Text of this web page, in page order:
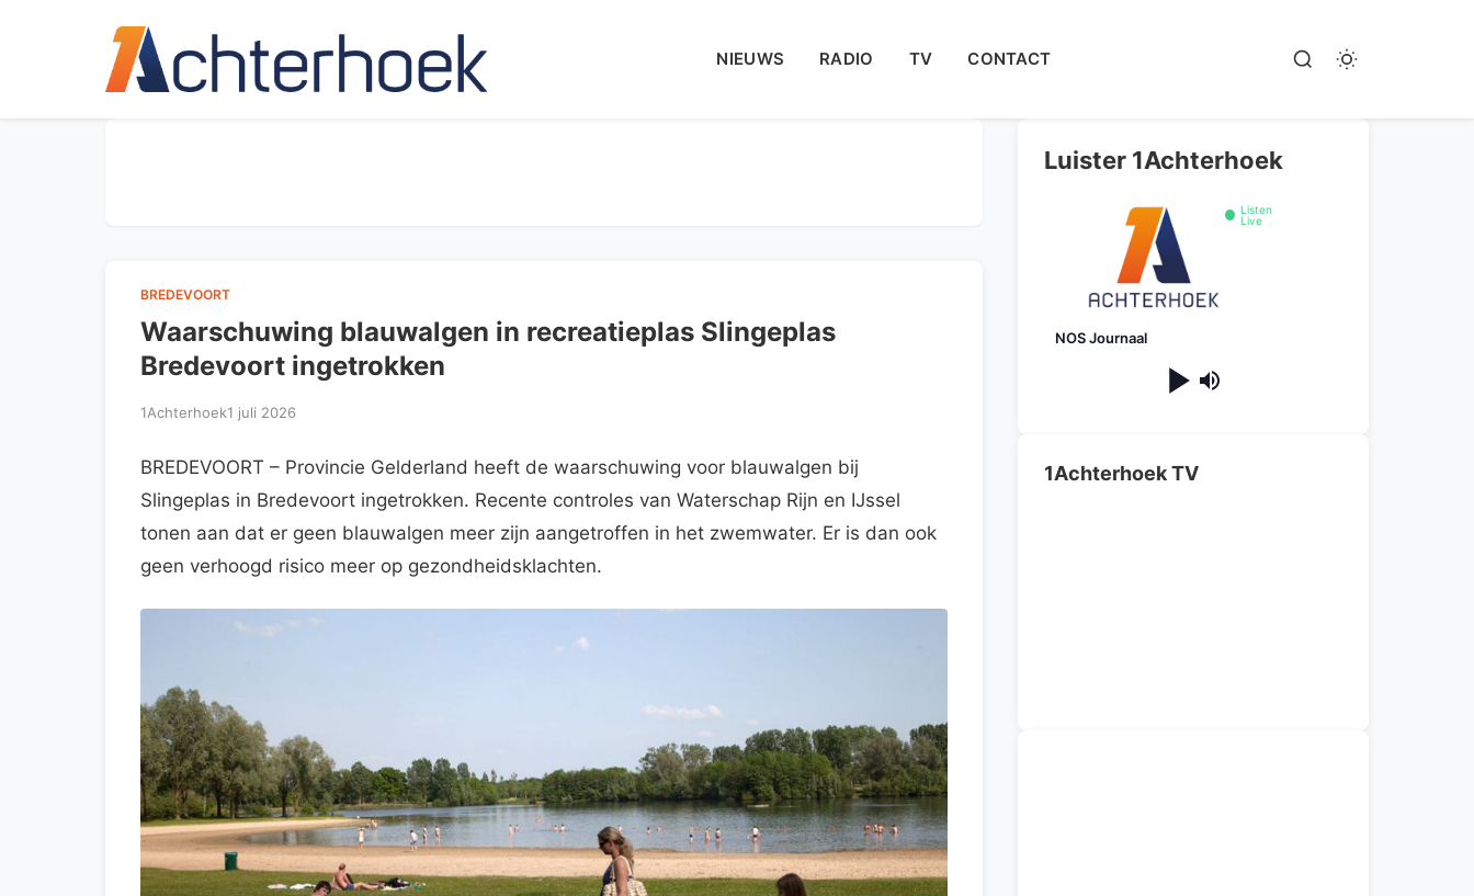
NIEUWS RADIO TV CONTACT
BREDEVOORT
Waarschuwing blauwalgen in recreatieplas Slingeplas
Bredevoort ingetrokken
1Achterhoek1 juli 2026
BREDEVOORT – Provincie Gelderland heeft de waarschuwing voor blauwalgen bij
Slingeplas in Bredevoort ingetrokken. Recente controles van Waterschap Rijn en IJssel
tonen aan dat er geen blauwalgen meer zijn aangetroffen in het zwemwater. Er is dan ook
geen verhoogd risico meer op gezondheidsklachten.
Luister 1Achterhoek
Listen
Live
NOS Journaal
1Achterhoek TV